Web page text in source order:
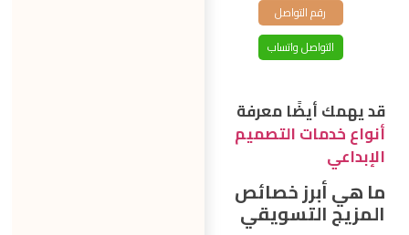
رقم التواصل
التواصل واتساب
قد يهمك أيضًا معرفة
أنواع خدمات التصميم
الإبداعي
ما هي أبرز خصائص
المزيج التسويقي